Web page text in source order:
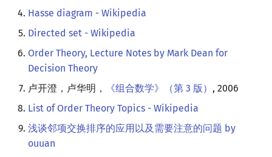
Hasse diagram - Wikipedia
Directed set - Wikipedia
Order Theory, Lecture Notes by Mark Dean for
Decision Theory
卢开澄，卢华明，
《组合数学》（第 3 版） , 2006
List of Order Theory Topics - Wikipedia
浅谈邻项交换排序的应用以及需要注意的问题 by
ouuan